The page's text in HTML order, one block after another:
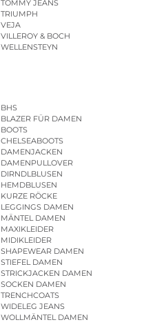
TOMMY JEANS
TRIUMPH
VEJA
VILLEROY & BOCH
WELLENSTEYN
BHS
BLAZER FÜR DAMEN
BOOTS
CHELSEABOOTS
DAMENJACKEN
DAMENPULLOVER
DIRNDLBLUSEN
HEMDBLUSEN
KURZE RÖCKE
LEGGINGS DAMEN
MÄNTEL DAMEN
MAXIKLEIDER
MIDIKLEIDER
SHAPEWEAR DAMEN
STIEFEL DAMEN
STRICKJACKEN DAMEN
SOCKEN DAMEN
TRENCHCOATS
WIDELEG JEANS
WOLLMÄNTEL DAMEN